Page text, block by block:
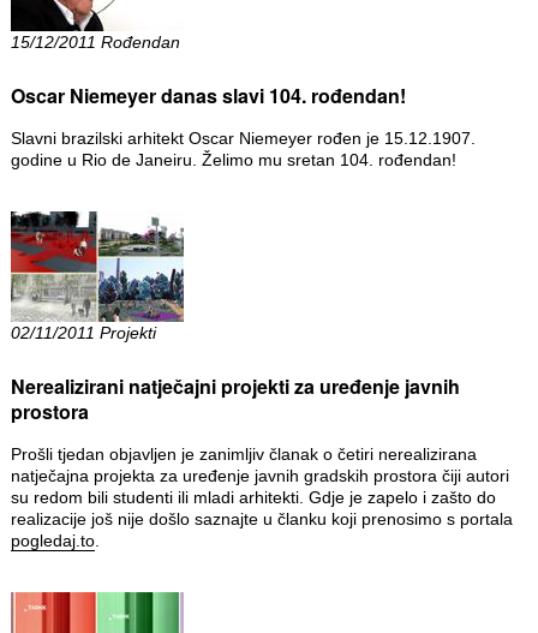
15/12/2011 Rođendan
Oscar Niemeyer danas slavi 104. rođendan!
Slavni brazilski arhitekt Oscar Niemeyer rođen je 15.12.1907.
godine u Rio de Janeiru. Želimo mu sretan 104. rođendan!
02/11/2011 Projekti
Nerealizirani natječajni projekti za uređenje javnih
prostora
Prošli tjedan objavljen je zanimljiv članak o četiri nerealizirana
natječajna projekta za uređenje javnih gradskih prostora čiji autori
su redom bili studenti ili mladi arhitekti. Gdje je zapelo i zašto do
realizacije još nije došlo saznajte u članku koji prenosimo s portala
pogledaj.to.